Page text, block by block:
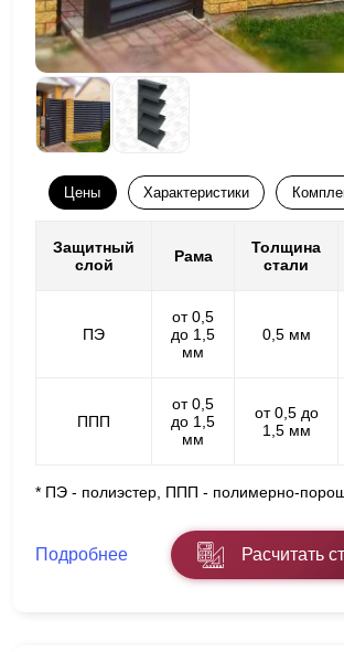
Цены Характеристики
Защитный
слой
Рама
Толщина
стали
ПЭ
от 0,5
до 1,5
мм
0,5 мм
ППП
от 0,5
до 1,5
мм
от 0,5 до
1,5 мм
* ПЭ - полиэстер, ППП - полимерно-
Подробнее Расчитать